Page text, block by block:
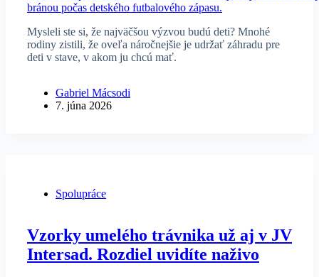
Mysleli ste si, že najväčšou výzvou budú deti? Mnohé
rodiny zistili, že oveľa náročnejšie je udržať záhradu pre
deti v stave, v akom ju chcú mať.
Gabriel Mácsodi
7. júna 2026
Spolupráce
Vzorky umelého trávnika už aj v JV
Intersad. Rozdiel uvidíte naživo